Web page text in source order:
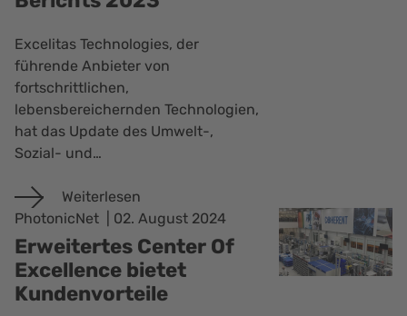
Excelitas Technologies, der
führende Anbieter von
fortschrittlichen,
lebensbereichernden Technologien,
hat das Update des Umwelt-,
Sozial- und…
Weiterlesen
PhotonicNet
02. August 2024
Erweitertes Center Of
Excellence bietet
Kundenvorteile